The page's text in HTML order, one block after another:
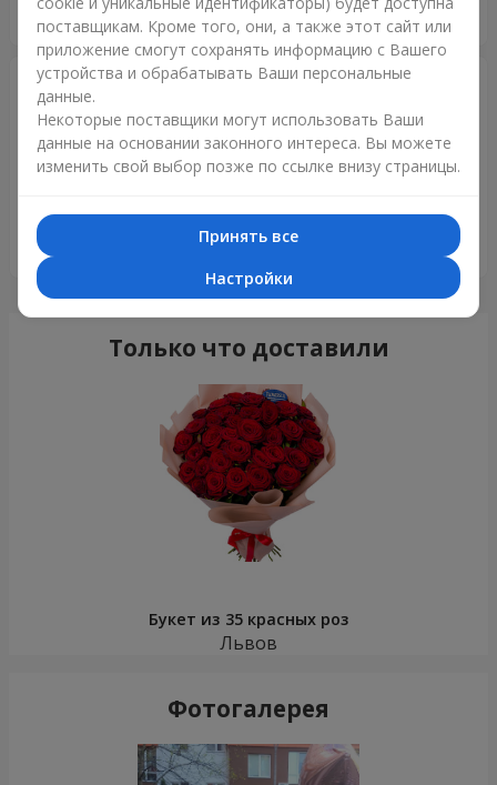
пользоваться услугами вашей команды.
Григорий Солощенко 31.03.2016
Добрый день! Хотел поблагодарить Вас за
замечательную работу! Цветы - шикарные, торт, шарик и
открытка - все на высоте и заслуживает самой высокой
и создали атмосферу настоящего праздника! Я очень
рад, что рискнул еще раз довериться Вам! Успехов!
Только что доставили
Букет из 35 красных роз
Львов
Фотогалерея
поставщикам. Кроме того, они, а также этот сайт или
приложение смогут сохранять информацию с Вашего
устройства и обрабатывать Ваши персональные
данные.
Некоторые поставщики могут использовать Ваши
данные на основании законного интереса. Вы можете
изменить свой выбор позже по ссылке внизу страницы.
Принять все
Настройки